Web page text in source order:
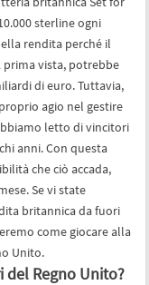
sterline ogni
rendita perché il
vista, potrebbe
di euro. Tuttavia,
agio nel gestire
letto di vincitori
anni. Con questa
che ciò accada,
Se vi state
britannica da fuori
come giocare alla
Unito.
del Regno Unito?